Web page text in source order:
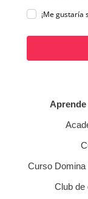
¡Me gustaría
Aprende
Curso Domina
Club de